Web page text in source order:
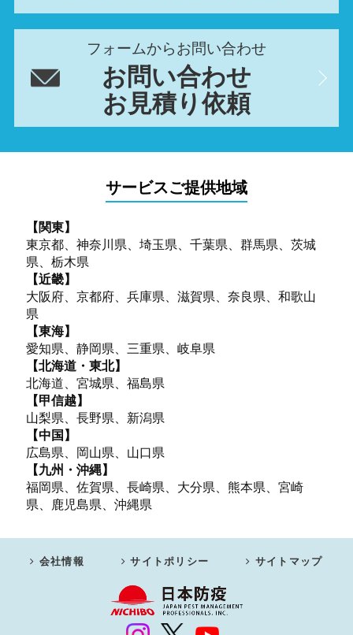
フォームからお問い合わせ
お問い合わせ
お見積り依頼
サービスご提供地域
【関東】
東京都、神奈川県、埼玉県、千葉県、群馬県、茨城
県、栃木県
【近畿】
大阪府、京都府、兵庫県、滋賀県、奈良県、和歌山
県
【東海】
愛知県、静岡県、三重県、岐阜県
【北海道・東北】
北海道、宮城県、福島県
【甲信越】
山梨県、長野県、新潟県
【中国】
広島県、岡山県、山口県
【九州・沖縄】
福岡県、佐賀県、長崎県、大分県、熊本県、宮崎
県、鹿児島県、沖縄県
会社情報 サイトポリシー サイトマップ